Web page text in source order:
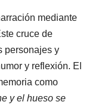
mediante
cruce de
personajes y
y reflexión. El
como
y el hueso se